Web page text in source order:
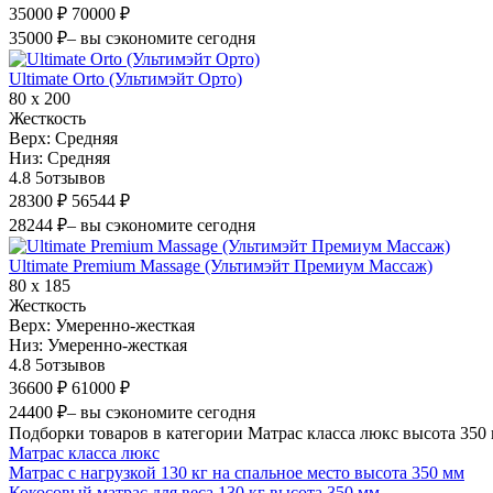
35000 ₽ 70000 ₽
35000 ₽– вы сэкономите сегодня
Ultimate Orto (Ультимэйт Орто)
80 х 200
Жесткость
Верх: Средняя
Низ: Средняя
4.8 5отзывов
28300 ₽ 56544 ₽
28244 ₽– вы сэкономите сегодня
Ultimate Premium Massage (Ультимэйт Премиум Массаж)
80 х 185
Жесткость
Верх: Умеренно-жесткая
Низ: Умеренно-жесткая
4.8 5отзывов
36600 ₽ 61000 ₽
24400 ₽– вы сэкономите сегодня
Подборки товаров в категории Матрас класса люкс высота
Матрас класса люкс
Матрас с нагрузкой 130 кг на спальное место высота 350 мм